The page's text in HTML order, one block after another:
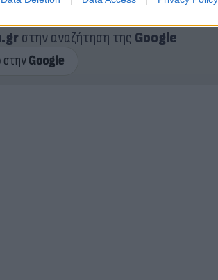
στην αναζήτηση της Google